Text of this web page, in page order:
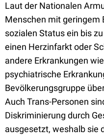
Laut der Nationalen
Menschen mit geringem
sozialen Status ein bis
einen Herzinfarkt oder
andere Erkrankungen
psychiatrische
Bevölkerungsgruppe
Auch Trans-Personen
Diskriminierung durch
ausgesetzt, weshalb sie